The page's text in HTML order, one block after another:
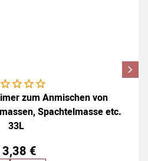
keine Bewertungen abgegeben
zum Anmischen von
Spachtelmasse etc.
33L
,38 €